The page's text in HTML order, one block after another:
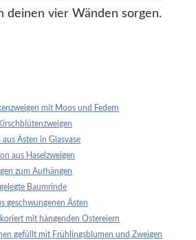
deinen vier Wänden sorgen.
mit Moos und Federn
Ästen in Glasvase
aus Haselzweigen
zum Aufhängen
Baumrinde
geschwungenen Ästen
mit hängenden Ostereiern
gefüllt mit Frühlingsblumen und Zweigen